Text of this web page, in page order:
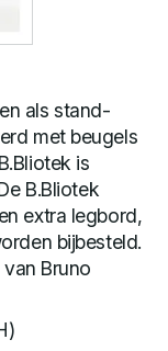
als stand-
met beugels
is
B.Bliotek
extra legbord,
bijbesteld.
Bruno